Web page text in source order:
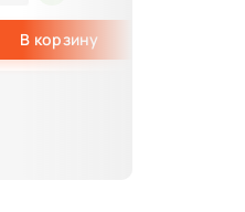
В корзину